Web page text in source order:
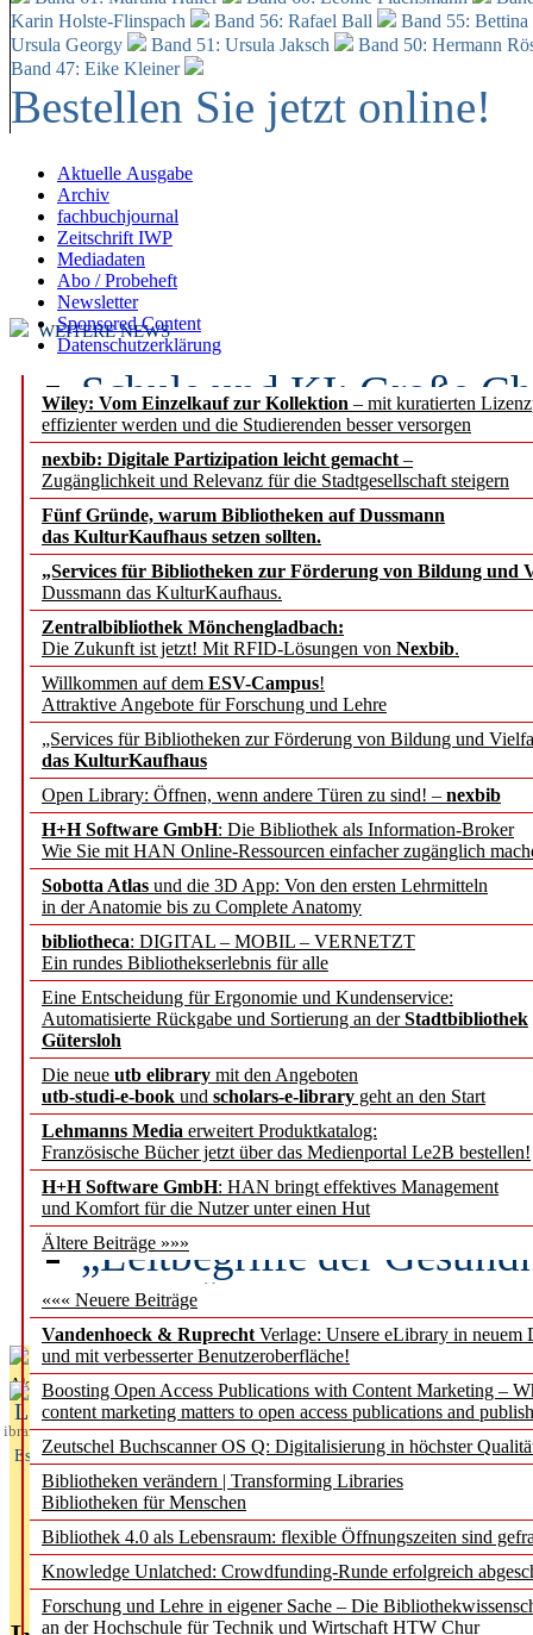
Karin Holste-Flinspach
Band 56: Rafael Ball
Band 55:
Ursula Georgy
Band 51: Ursula Jaksch Band 50: Hermann
Band 47: Eike Kleiner
Bestellen Sie jetzt online!
Aktuelle Ausgabe
Archiv
fachbuchjournal
Zeitschrift IWP
Mediadaten
Abo / Probeheft
Newsletter
Sponsored Content
Datenschutzerklärung
Wiley: Vom Einzelkauf zur Kollektion – mit kuratierten
effizienter werden und die Studierenden besser versorgen
nexbib: Digitale Partizipation leicht gemacht –
Zugänglichkeit und Relevanz für die Stadtgesellschaft steigern
Fünf Gründe, warum Bibliotheken auf Dussmann
das KulturKaufhaus setzen sollten.
„Services für Bibliotheken zur Förderung von Bildung und
Dussmann das KulturKaufhaus.
Zentralbibliothek Mönchengladbach:
Die Zukunft ist jetzt! Mit RFID-Lösungen von Nexbib.
Willkommen auf dem ESV-Campus!
Attraktive Angebote für Forschung und Lehre
„Services für Bibliotheken zur Förderung von Bildung und
das KulturKaufhaus
Open Library: Öffnen, wenn andere Türen zu sind! – nexbib
H+H Software GmbH: Die Bibliothek als Information-Broker
Wie Sie mit HAN Online-Ressourcen einfacher zugänglich
Sobotta Atlas und die 3D App: Von den ersten Lehrmitteln
in der Anatomie bis zu Complete Anatomy
bibliotheca: DIGITAL – MOBIL – VERNETZT
Ein rundes Bibliothekserlebnis für alle
Eine Entscheidung für Ergonomie und Kundenservice:
Automatisierte Rückgabe und Sortierung an derStadtbibliothek
Gütersloh
Die neue utb elibrary mit den Angeboten
utb-studi-e-book und scholars-e-library geht an den Start
Lehmanns Media erweitert Produktkatalog:
Französische Bücher jetzt über das Medienportal Le2B bestellen!
H+H Software GmbH: HAN bringt effektives Management
und Komfort für die Nutzer unter einen Hut
Ältere Beiträge »»»
««« Neuere Beiträge
Vandenhoeck & Ruprecht Verlage: Unsere eLibrary in neuem
und mit verbesserter Benutzeroberfläche!
Boosting Open Access Publications with Content Marketing –
content marketing matters to open access publications and
Zeutschel Buchscanner OS Q: Digitalisierung in höchster
Bibliotheken verändern | Transforming Libraries
Bibliotheken für Menschen
Bibliothek 4.0 als Lebensraum: flexible Öffnungszeiten sind
Knowledge Unlatched: Crowdfunding-Runde erfolgreich
Forschung und Lehre in eigener Sache – Die
an der Hochschule für Technik und Wirtschaft HTW Chur
WEITERE NEWS
Schule und KI: Große
Voraussetzungen
Erfolgreiches erstes
Segment Research –
angepasst
konstruktiv!
Mohr Siebeck
und die Zeitschrift für
Francke Attempto
EBSCO Information
Recherchefunktionen in
Sorbisches Institut neu
Geschichte und
Künstliche Intelligenz
besser zu verstehen
„Leitbegriffe der
des BIÖG erscheinen
Aktuelles aus
L
ibrary
Essentials